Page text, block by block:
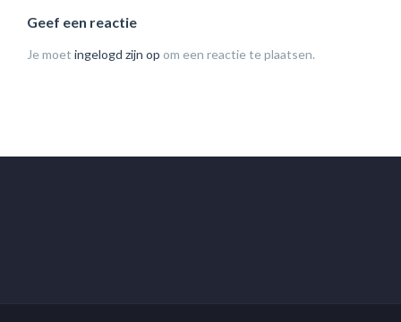
Geef een reactie
Je moet ingelogd zijn op om een reactie te plaatsen.